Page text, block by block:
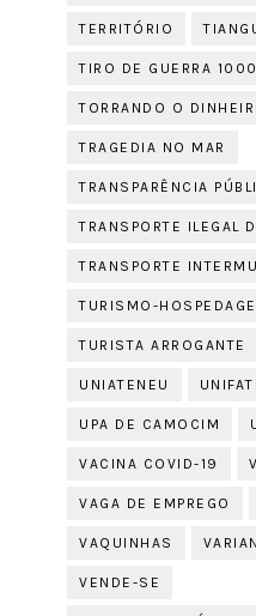
TERRITÓRIO
TIRO DE GUERRA
TORRANDO O
TRAGEDIA NO MAR
TRANSPARÊNCIA
TRANSPORTE ILEGAL
TRANSPORTE
TURISMO-
TURISTA ARROGANTE
UNIATENEU
UPA DE CAMOCIM
VACINA COVID-19
VAGA DE EMPREGO
VAQUINHAS
VENDE-SE